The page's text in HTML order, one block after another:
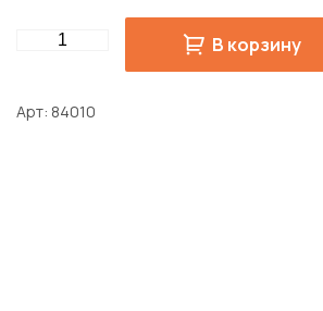
Quantity В корзину
Арт 84010